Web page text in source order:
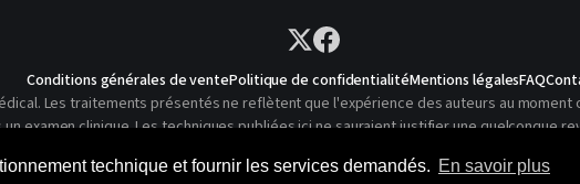
technique et fournir les services demandés. En savoir plus
Conditions générales de ventePolitique de confidentialitéMentions légalesFAQ
Les traitements présentés ne reflètent que l'expérience des auteurs au
examen clinique. Les techniques publiées ici ne sauraient justifier une quelconque